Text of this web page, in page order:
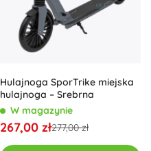
Hulajnoga SporTrike miejska
hulajnoga – Srebrna
W magazynie
267,00 zł277,00 zł